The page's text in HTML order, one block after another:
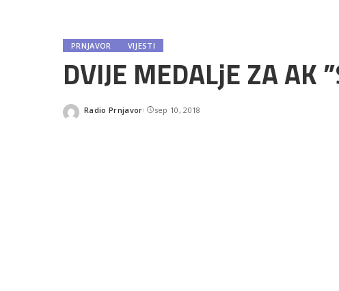
PRNJAVOR VIJESTI
DVIJE MEDALjE ZA AK
Posted
Radio Prnjavor sep 10, 2018